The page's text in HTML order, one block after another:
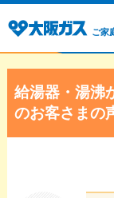
ご家
給湯器・湯沸
のお客さまの